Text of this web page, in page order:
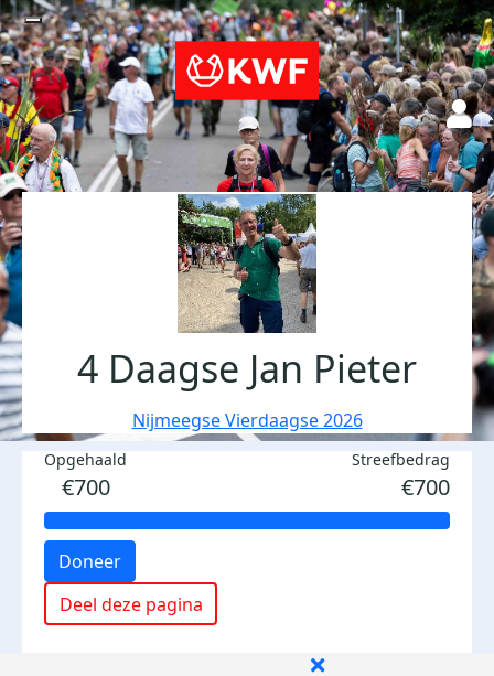
4 Daagse Jan Pieter
Nijmeegse Vierdaagse 2026
Opgehaald
€700
Streefbedrag
€700
Doneer
Deel deze pagina